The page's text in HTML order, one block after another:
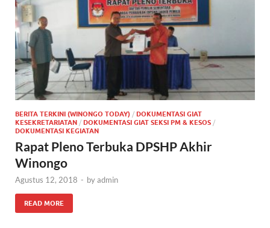
BERITA TERKINI (WINONGO TODAY) / DOKUMENTASI GIAT
KESEKRETARIATAN / DOKUMENTASI GIAT SEKSI PM & KESOS /
DOKUMENTASI KEGIATAN
Rapat Pleno Terbuka DPSHP Akhir
Winongo
Agustus 12, 2018 - byadmin
READ MORE